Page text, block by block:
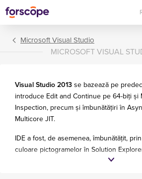
Microsoft Visual Studio
MICROSOFT VISUAL
Visual Studio 2013 se bazează pe
introduce Edit and Continue pe 64-biți și
Inspection, precum și îmbunătățiri în
Multicore JIT.
IDE a fost, de asemenea, îmbunătățit,
culoare pictogramelor în Solution
Team Explorer și modul hartă pentru